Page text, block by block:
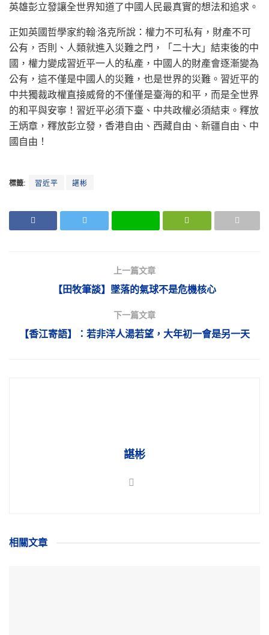
英雄彭立發讓全世界知道了中國人民最真實的想法和追求。
正如英國哲學家約翰·洛克所說：權力不可私有，財產不可
公有，否則、人類就進入災難之門，「二十大」結束後的中
國，權力變成習近平一人的私產，中國人的財產會逐漸變為
公有，這不僅是中國人的災難，也是世界的災難。習近平的
中共獨裁政權直接威脅的不僅僅是臺海的和平，而是全世界
的和平與安寧！習近平必須下臺、中共政權必須結束。釋放
王炳章，釋放彭立發，香港自由、西藏自由、新疆自由、中
國自由！
標籤: 習近平 諶彬
上一篇文章
【田牧筆談】墜落的氣球不是危機核心
下一篇文章
【香江寄語】：若非洋人湯若望，大年初一會是另一天
諶彬
相關文章